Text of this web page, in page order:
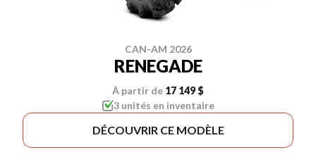
CAN-AM 2026
RENEGADE
À partir de 17 149 $
3 unités en inventaire
DÉCOUVRIR CE MODÈLE